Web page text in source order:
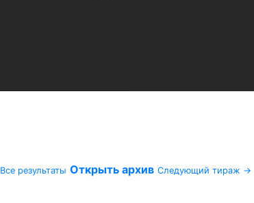
Все результаты Открыть архив Следующий тираж →